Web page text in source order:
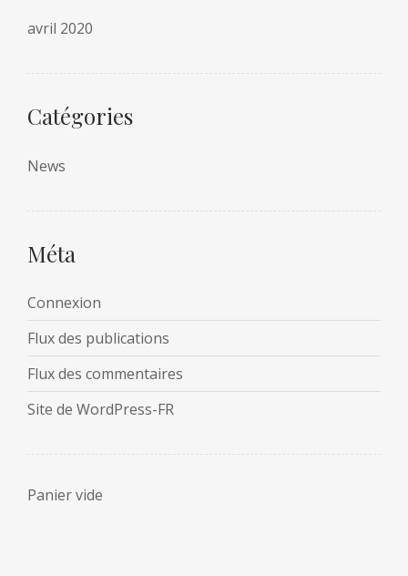
avril 2020
Catégories
News
Méta
Connexion
Flux des publications
Flux des commentaires
Site de WordPress-FR
Panier vide